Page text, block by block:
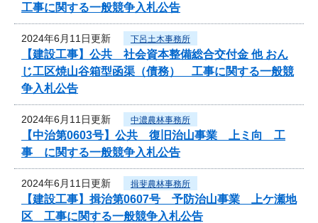
工事に関する一般競争入札公告
2024年6月11日更新 下呂土木事務所
【建設工事】公共 社会資本整備総合交付金 他 おん
じ工区焼山谷箱型函渠（債務） 工事に関する一般競
争入札公告
2024年6月11日更新 中濃農林事務所
【中治第0603号】公共 復旧治山事業 上ミ向 工
事 に関する一般競争入札公告
2024年6月11日更新 揖斐農林事務所
【建設工事】揖治第0607号 予防治山事業 上ケ瀬地
区 工事に関する一般競争入札公告